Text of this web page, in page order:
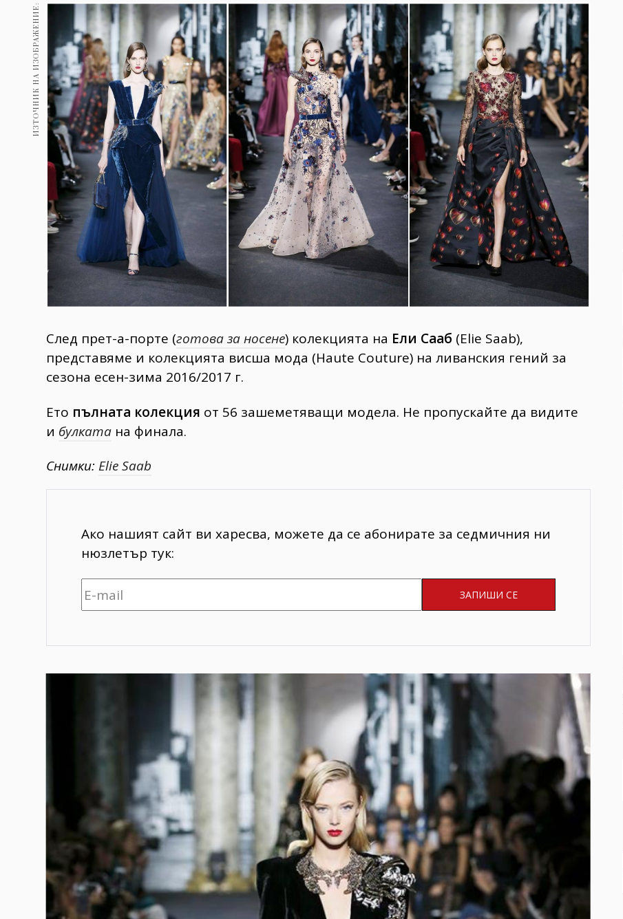
Пътувай
237
Здраве 389
Gentlemen
382
Wellness 1817
ПОСЛЕДВАЙТЕ
НИ
ИЗТОЧНИК НА ИЗОБРАЖЕНИЕ:
След прет-а-порте (готова за носене) колекцията на Ели Сааб (Elie Saab),
представяме и колекцията висша мода (Haute Couture) на ливанския гений за
сезона есен-зима 2016/2017 г.
Ето пълната колекция от 56 зашеметяващи модела. Не пропускайте да видите
и булката на финала.
Снимки: Elie Saab
Ако нашият сайт ви харесва, можете да се абонирате за седмичния ни
нюзлетър тук: